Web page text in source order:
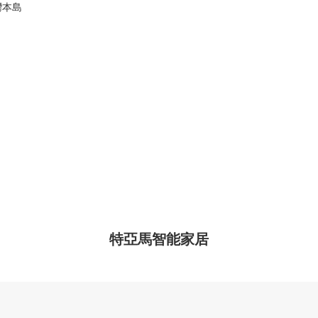
島
特亞馬智能家居